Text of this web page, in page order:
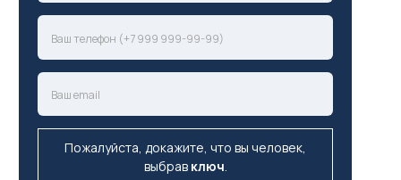
Пожалуйста, докажите, что вы человек,
выбравключ.